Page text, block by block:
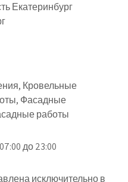
Екатеринбург
Кровельные
Фасадные
работы
до 23:00
исключительно в